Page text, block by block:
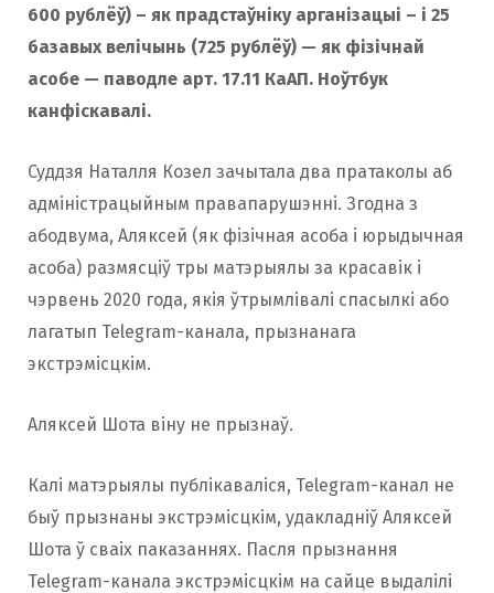
600 рублёў) – як прадстаўніку арганізацыі – і 25
базавых велічынь (725 рублёў) — як фізічнай
асобе — паводле арт. 17.11 КаАП. Ноўтбук
канфіскавалі.
Суддзя Наталля Козел зачытала два пратаколы аб
адміністрацыйным правапарушэнні. Згодна з
абодвума, Аляксей (як фізічная асоба і юрыдычная
асоба) размясціў тры матэрыялы за красавік і
чэрвень 2020 года, якія ўтрымлівалі спасылкі або
лагатып Telegram-канала, прызнанага
экстрэмісцкім.
Аляксей Шота віну не прызнаў.
Калі матэрыялы публікаваліся, Telegram-канал не
быў прызнаны экстрэмісцкім, удакладніў Аляксей
Шота ў сваіх паказаннях. Пасля прызнання
Telegram-канала экстрэмісцкім на сайце выдалілі